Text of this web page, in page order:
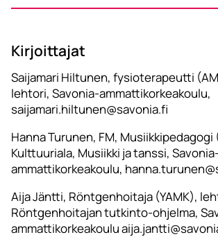
Kirjoittajat
Saijamari Hiltunen, fysioterapeutti
lehtori, Savonia-ammattikorkeakoulu,
saijamari.hiltunen@savonia.fi
Hanna Turunen, FM,
Kulttuuriala, Musiikki ja tanssi,
ammattikorkeakoulu,
Aija Jäntti, Röntgenhoitaja (YAMK),
Röntgenhoitajan tutkinto-ohjelma,
ammattikorkeakoulu